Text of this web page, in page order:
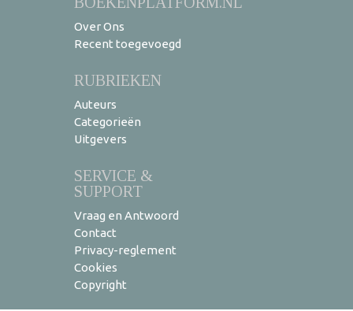
Over Ons
Recent toegevoegd
RUBRIEKEN
Auteurs
Categorieën
Uitgevers
SERVICE &
SUPPORT
Vraag en Antwoord
Contact
Privacy-reglement
Cookies
Copyright